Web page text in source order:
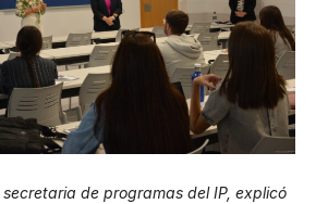
secretaria de programas del IP, explicó